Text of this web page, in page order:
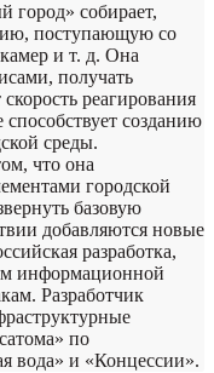
город» собирает,
поступающую со
и т. д. Она
получать
реагирования
созданию
среды.
что она
городской
базовую
добавляются новые
разработка,
информационной
Разработчик
по
вода» и «Концессии».